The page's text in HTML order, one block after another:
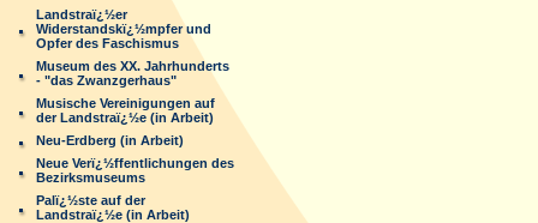
Landstraï¿½er
Widerstandskï¿½mpfer und
Opfer des Faschismus
Museum des XX. Jahrhunderts
- "das Zwanzgerhaus"
Musische Vereinigungen auf
der Landstraï¿½e (in Arbeit)
Neu-Erdberg (in Arbeit)
Neue Verï¿½ffentlichungen des
Bezirksmuseums
Palï¿½ste auf der
Landstraï¿½e (in Arbeit)